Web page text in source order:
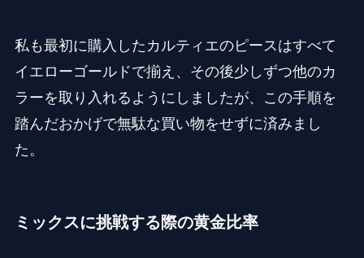
私も最初に購入したカルティエのピースはすべて
イエローゴールドで揃え、その後少しずつ他のカ
ラーを取り入れるようにしましたが、この手順を
踏んだおかげで無駄な買い物をせずに済みまし
た。
ミックスに挑戦する際の黄金比率